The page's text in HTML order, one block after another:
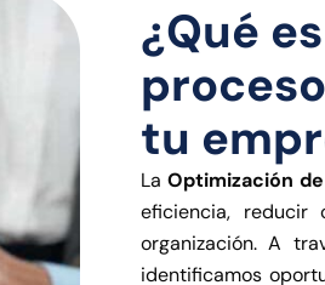
¿Qué
tu
LaOptimización
eficiencia, reducir
organización. A
identificamos